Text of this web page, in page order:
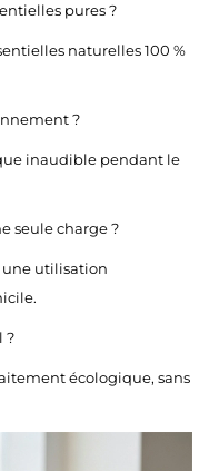
pures ?
naturelles 100 %
?
inaudible pendant le
seule charge ?
une utilisation
?
écologique, sans